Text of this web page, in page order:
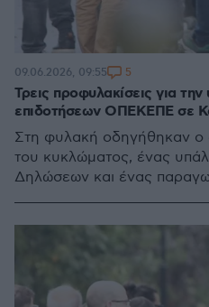
Τρεις προφυλακίσεις για
επιδοτήσεων ΟΠΕΚΕΠΕ σε
Στη φυλακή οδηγήθηκαν
του κυκλώματος, ένας
Δηλώσεων και ένας
09.06.2026, 09:55 5